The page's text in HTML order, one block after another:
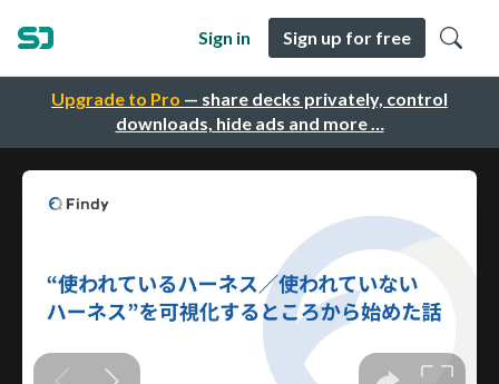
Upgrade to Pro — share decks privately, control
downloads, hide ads and more …
Sign in Sign up for free